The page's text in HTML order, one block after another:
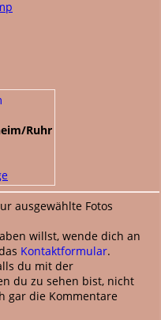
Ruhr
ausgewählte Fotos
willst, wende dich an
Kontaktformular.
du mit der
du zu sehen bist, nicht
gar die Kommentare